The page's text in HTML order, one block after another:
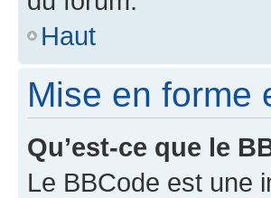
Haut
Mise en forme
Qu’est-ce que le
Le BBCode est une